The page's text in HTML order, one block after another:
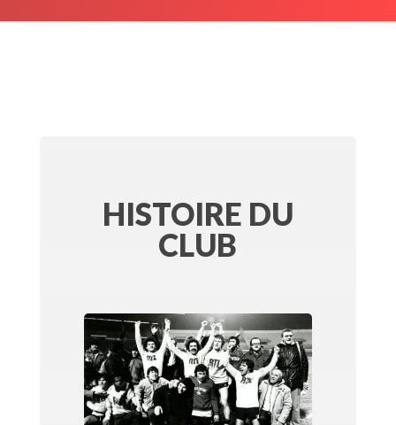
HISTOIRE DU
CLUB